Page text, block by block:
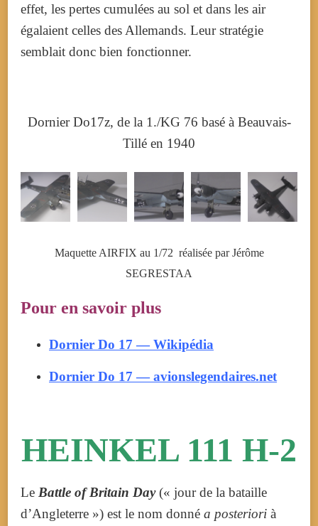
effet, les pertes cumulées au sol et dans les air
égalaient celles des Allemands. Leur stratégie
semblait donc bien fonctionner.
Dornier Do17z, de la 1./KG 76 basé à Beauvais-
Tillé en 1940
Maquette AIRFIX au 1/72 réalisée par Jérôme
SEGRESTAA
Pour en savoir plus
Dornier Do 17 — Wikipédia
Dornier Do 17 — avionslegendaires.net
HEINKEL 111 H-2
Le Battle of Britain Day(« jour de la bataille
d’Angleterre ») est le nom donné a posteriori à